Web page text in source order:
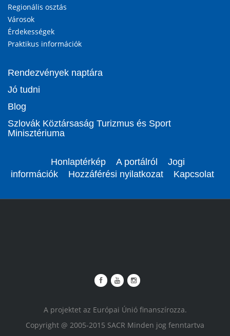
Regionális osztás
Városok
Érdekességek
Praktikus információk
Rendezvények naptára
Jó tudni
Blog
Szlovák Köztársaság Turizmus és Sport
Minisztériuma
Honlaptérkép A portálról
Jogi
információk
Hozzáférési nyilatkozat Kapcsolat
A projektet az Európai Únió finanszírozza.
Copyright @ 2005-2015 SACR Minden jog fenntartva